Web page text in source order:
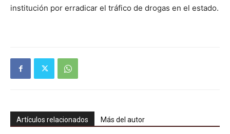
institución por erradicar el tráfico de drogas en el estado.
Artículos relacionados Más del autor